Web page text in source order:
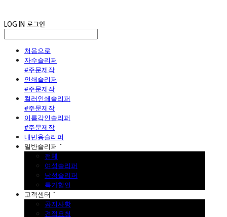
LOG IN 로그인
처음으로
자수슬리퍼
#주문제작
인쇄슬리퍼
#주문제작
컬러인쇄슬리퍼
#주문제작
이름각인슬리퍼
#주문제작
내빈용슬리퍼
일반슬리퍼 ˇ
전체
여성슬리퍼
남성슬리퍼
특가할인
고객센터 ˇ
공지사항
견적요청